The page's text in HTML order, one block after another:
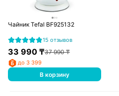
Чайник Tefal BF925132
15 отзывов
33 990₸37 990₸
до 3 399
В корзину